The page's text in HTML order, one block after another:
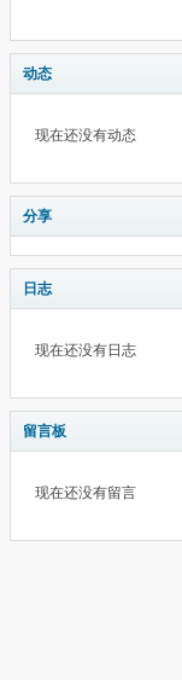
动态
现在还没有动态
分享
日志
现在还没有日志
留言板
现在还没有留言